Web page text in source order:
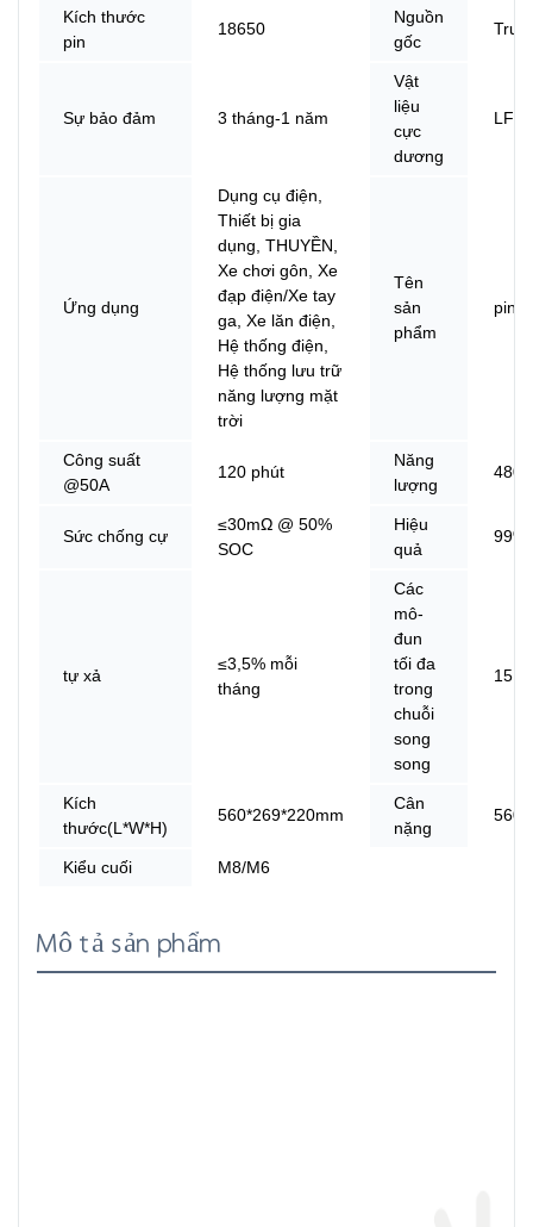
Kích thước
pin
18650
Nguồn
gốc
Sự bảo đảm 3 tháng-1 năm
Vật
liệu
cực
dương
LFP
Ứng dụng
Dụng cụ điện,
Thiết bị gia
dụng, THUYỀN,
Xe chơi gôn, Xe
đạp điện/Xe tay
ga, Xe lăn điện,
Hệ thống điện,
Hệ thống lưu trữ
năng lượng mặt
trời
Tên
sản
phẩm
pin
Công suất
@50A
120 phút
Năng
lượng
Sức chống cự
≤30mΩ @ 50%
SOC
Hiệu
quả
99%
tự xả
≤3,5% mỗi
tháng
Các
mô-
đun
tối đa
trong
chuỗi
song
song
15
Kích
thước(L*W*H)
560*269*220mm
Cân
nặng
Kiểu cuối M8/M6
Mô tả sản phẩm